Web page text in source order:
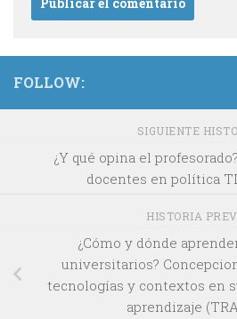
FOLLOW:
SIGUIENTE
¿Y qué opina el
docentes en política
HISTORIA
¿Cómo y dónde
universitarios?
tecnologías y contextos en
aprendizaje